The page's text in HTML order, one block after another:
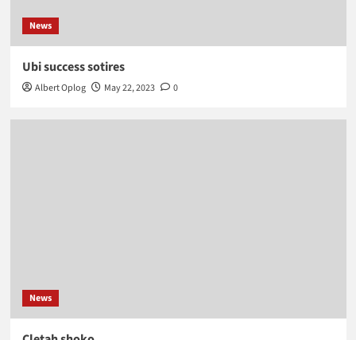
News
Ubi success sotires
Albert Oplog May 22, 2023 0
News